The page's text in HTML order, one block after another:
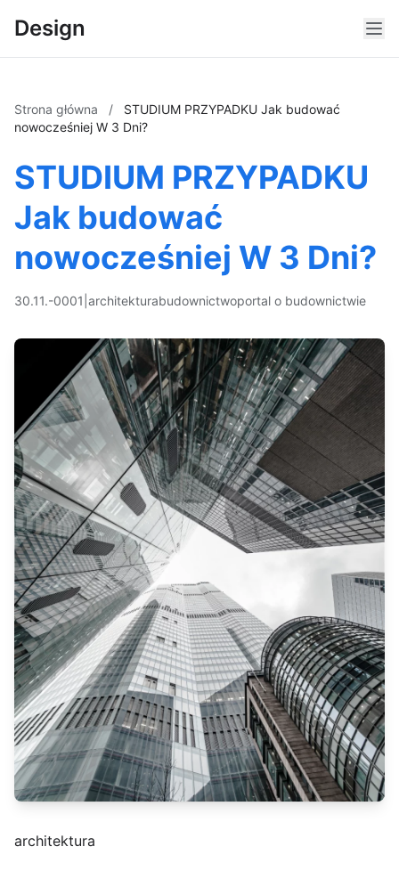
Design
Strona główna /
STUDIUM PRZYPADKU Jak budować
nowocześniej W 3 Dni?
STUDIUM PRZYPADKU
Jak budować
nowocześniej W 3 Dni?
30.11.-0001 architekturabudownictwoportal o budownictwie
architektura